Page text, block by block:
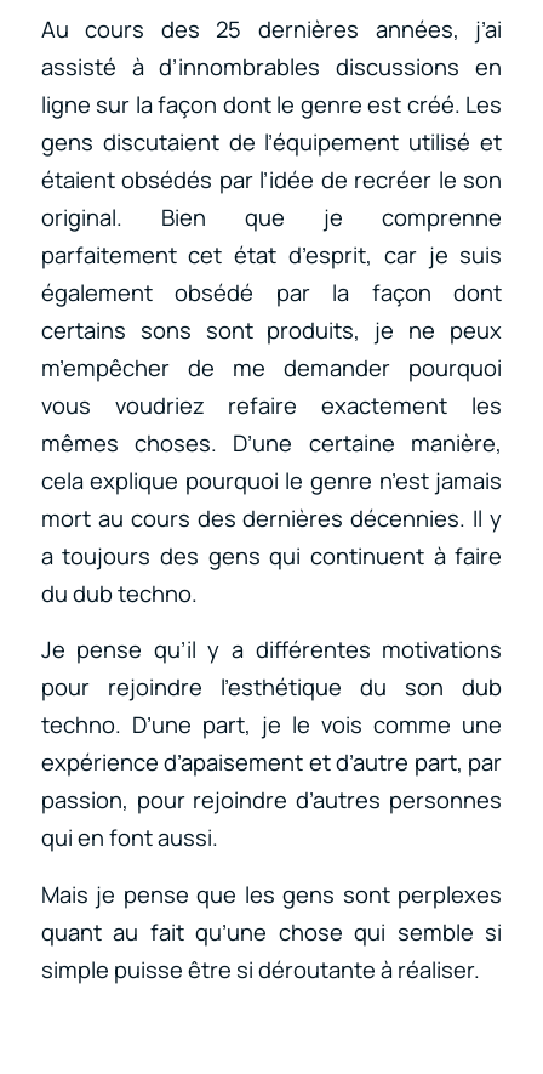
Au cours des 25 dernières années, j’ai
assisté à d’innombrables discussions en
ligne sur la façon dont le genre est créé. Les
gens discutaient de l’équipement utilisé et
étaient obsédés par l’idée de recréer le son
original. Bien que je comprenne
parfaitement cet état d’esprit, car je suis
également obsédé par la façon dont
certains sons sont produits, je ne peux
m’empêcher de me demander pourquoi
vous voudriez refaire exactement les
mêmes choses. D’une certaine manière,
cela explique pourquoi le genre n’est jamais
mort au cours des dernières décennies. Il y
a toujours des gens qui continuent à faire
du dub techno.
Je pense qu’il y a différentes motivations
pour rejoindre l’esthétique du son dub
techno. D’une part, je le vois comme une
expérience d’apaisement et d’autre part, par
passion, pour rejoindre d’autres personnes
qui en font aussi.
Mais je pense que les gens sont perplexes
quant au fait qu’une chose qui semble si
simple puisse être si déroutante à réaliser.